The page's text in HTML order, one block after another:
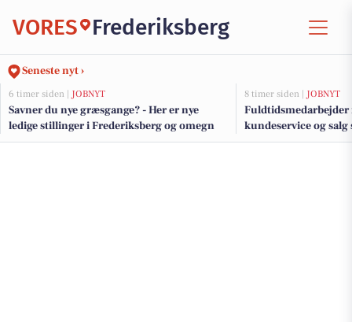
VORES Frederiksberg
Seneste nyt ›
6 timer siden | JOBNYT
Savner du nye græsgange? - Her er nye
ledige stillinger i Frederiksberg og omegn
8 timer siden | JOBNYT
Fuldtidsmedarbejder
kundeservice og
på Frederiksberg